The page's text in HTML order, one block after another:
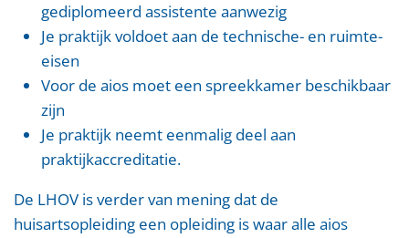
gediplomeerd assistente aanwezig
Je praktijk voldoet aan de technische- en ruimte-
eisen
Voor de aios moet een spreekkamer beschikbaar
zijn
Je praktijk neemt eenmalig deel aan
praktijkaccreditatie.
De LHOV is verder van mening dat de
huisartsopleiding een opleiding is waar alle aios